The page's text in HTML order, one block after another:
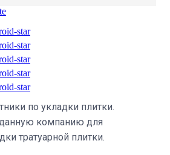
по укладки плитки.
компанию для
тратуарной плитки.